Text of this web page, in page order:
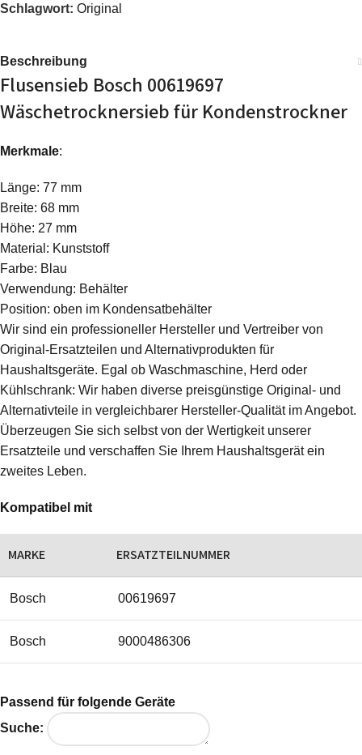
Schlagwort: Original
Beschreibung
Flusensieb Bosch 00619697
Wäschetrocknersieb für Kondenstrockner
Merkmale:
Länge: 77 mm
Breite: 68 mm
Höhe: 27 mm
Material: Kunststoff
Farbe: Blau
Verwendung: Behälter
Position: oben im Kondensatbehälter
Wir sind ein professioneller Hersteller und Vertreiber von
Original-Ersatzteilen und Alternativprodukten für
Haushaltsgeräte. Egal ob Waschmaschine, Herd oder
Kühlschrank: Wir haben diverse preisgünstige Original- und
Alternativteile in vergleichbarer Hersteller-Qualität im Angebot.
Überzeugen Sie sich selbst von der Wertigkeit unserer
Ersatzteile und verschaffen Sie Ihrem Haushaltsgerät ein
zweites Leben.
Kompatibel mit
MARKE ERSATZTEILNUMMER
Bosch 00619697
Bosch 9000486306
Passend für folgende Geräte
Suche: